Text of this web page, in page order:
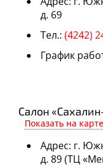
д. 69
Тел.: (4242)
График
Салон
Показать на карте
Адрес: г.
д. 89 (ТЦ